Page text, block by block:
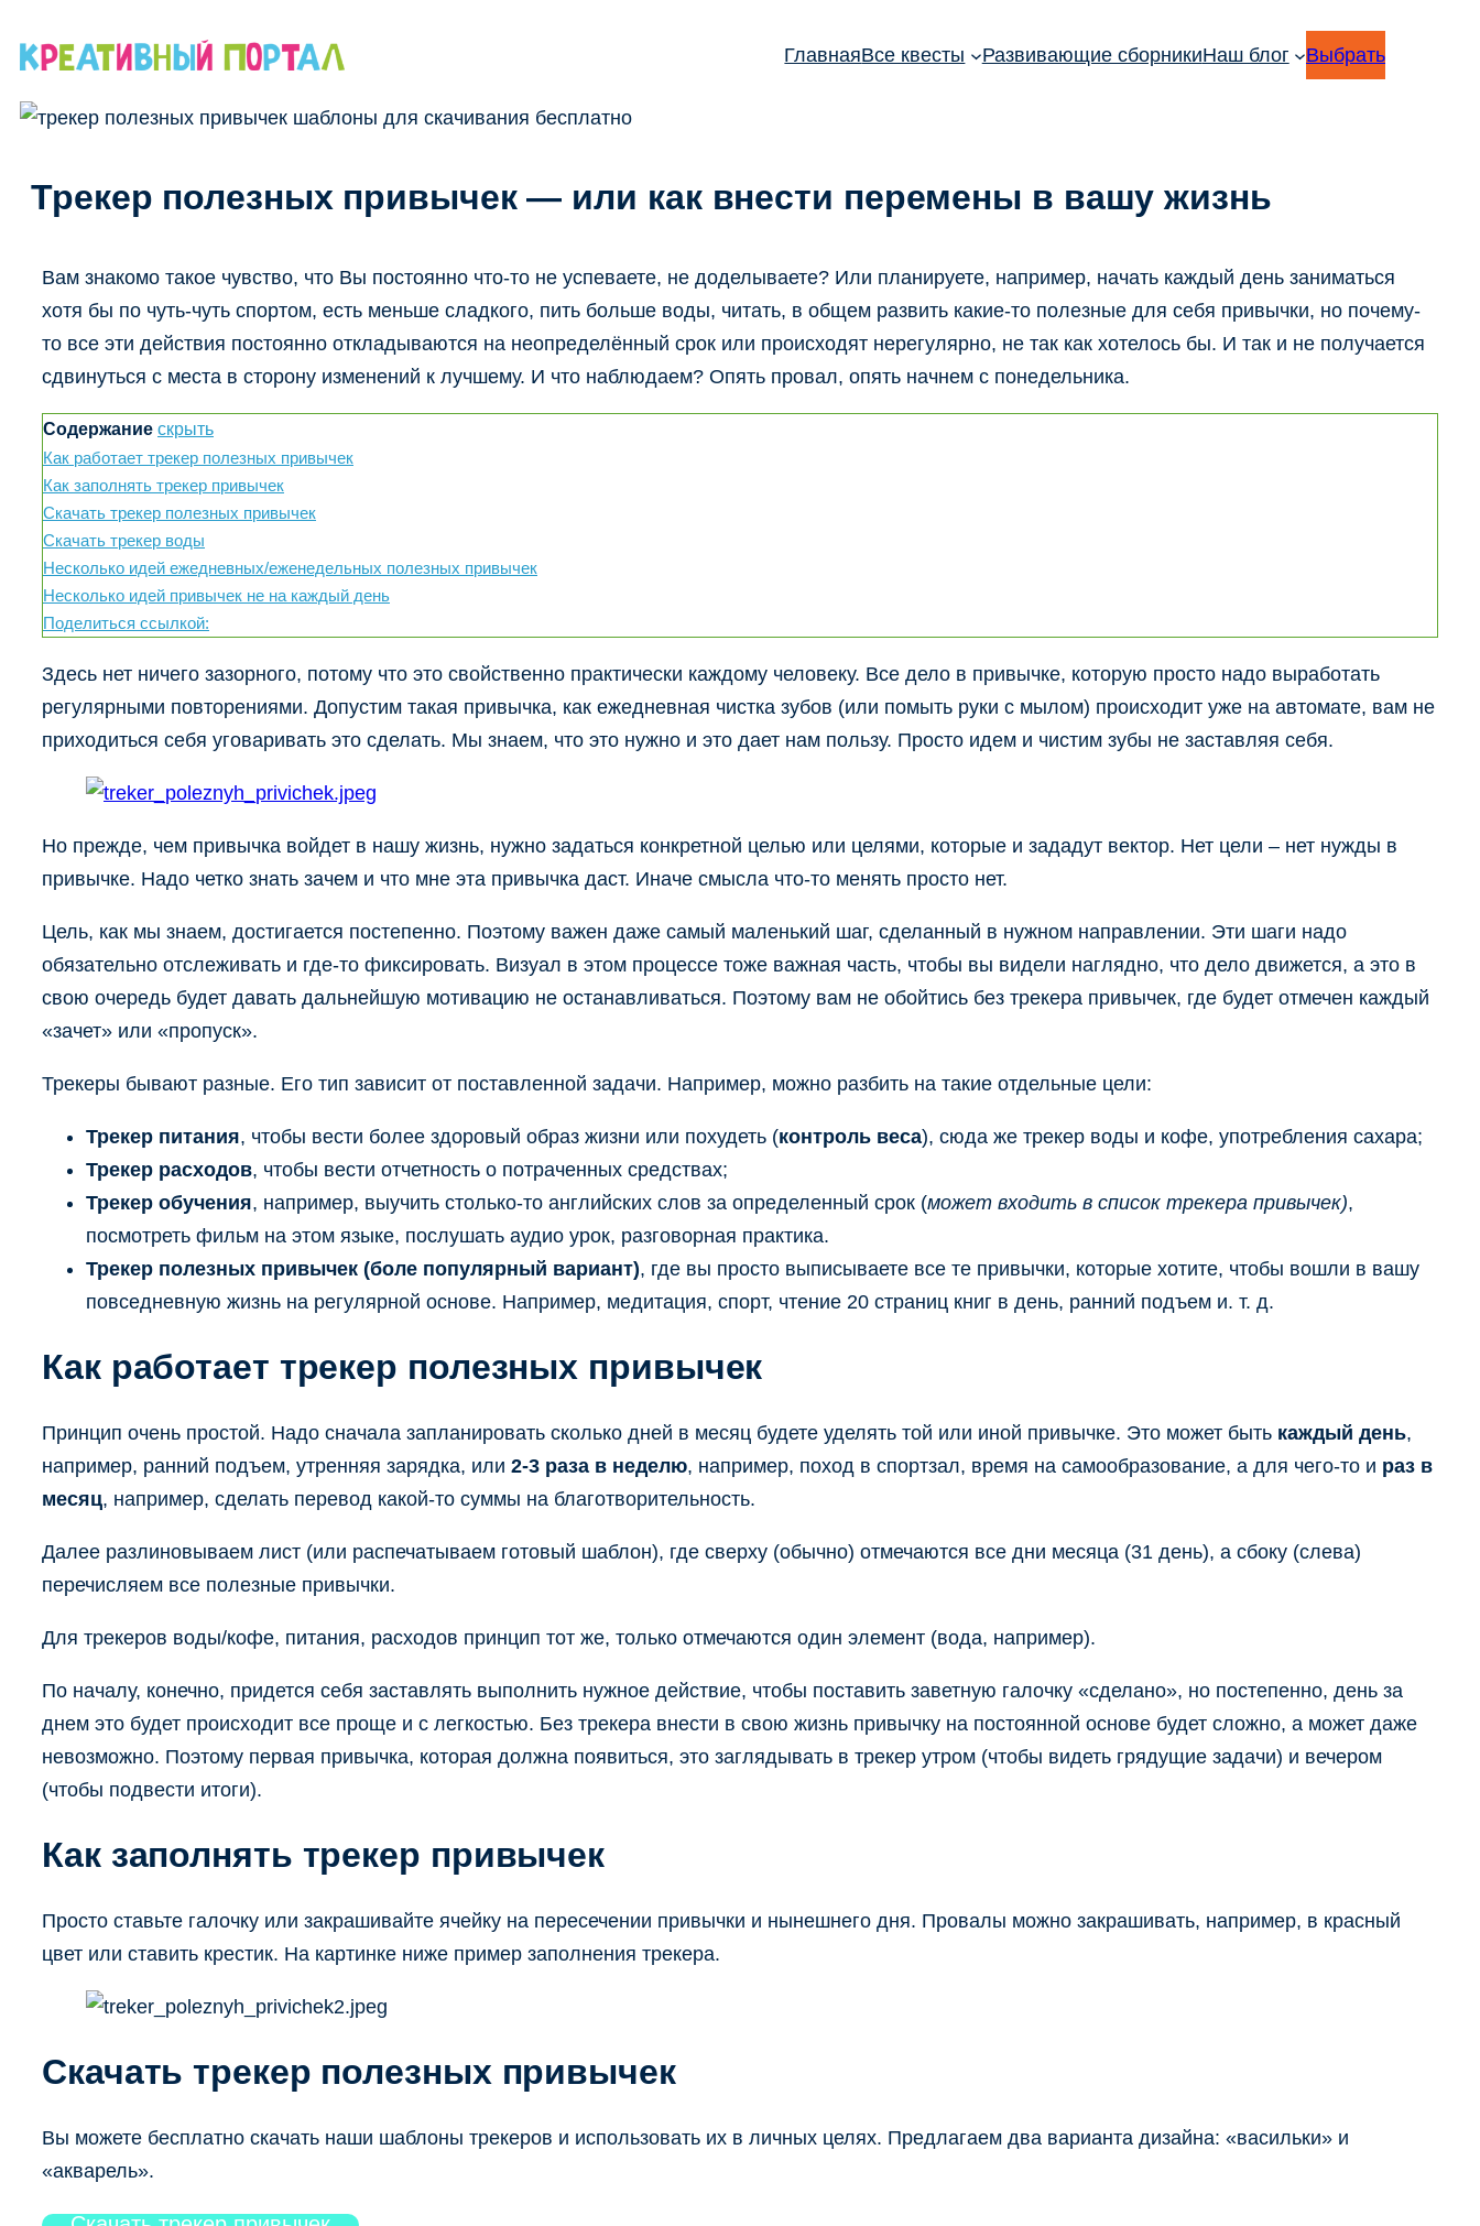
ГлавнаяВсе квесты Развивающие сборникиНаш блог Выбрать
Трекер полезных привычек — или как внести перемены в вашу жизнь
Вам знакомо такое чувство, что Вы постоянно что-то не успеваете, не доделываете? Или планируете, например, начать каждый день заниматься
хотя бы по чуть-чуть спортом, есть меньше сладкого, пить больше воды, читать, в общем развить какие-то полезные для себя привычки, но почему-
то все эти действия постоянно откладываются на неопределённый срок или происходят нерегулярно, не так как хотелось бы. И так и не получается
сдвинуться с места в сторону изменений к лучшему. И что наблюдаем? Опять провал, опять начнем с понедельника.
Содержание скрыть
Как работает трекер полезных привычек
Как заполнять трекер привычек
Скачать трекер полезных привычек
Скачать трекер воды
Несколько идей ежедневных/еженедельных полезных привычек
Несколько идей привычек не на каждый день
Поделиться ссылкой:
Здесь нет ничего зазорного, потому что это свойственно практически каждому человеку. Все дело в привычке, которую просто надо выработать
регулярными повторениями. Допустим такая привычка, как ежедневная чистка зубов (или помыть руки с мылом) происходит уже на автомате, вам не
приходиться себя уговаривать это сделать. Мы знаем, что это нужно и это дает нам пользу. Просто идем и чистим зубы не заставляя себя.
Но прежде, чем привычка войдет в нашу жизнь, нужно задаться конкретной целью или целями, которые и зададут вектор. Нет цели – нет нужды в
привычке. Надо четко знать зачем и что мне эта привычка даст. Иначе смысла что-то менять просто нет.
Цель, как мы знаем, достигается постепенно. Поэтому важен даже самый маленький шаг, сделанный в нужном направлении. Эти шаги надо
обязательно отслеживать и где-то фиксировать. Визуал в этом процессе тоже важная часть, чтобы вы видели наглядно, что дело движется, а это в
свою очередь будет давать дальнейшую мотивацию не останавливаться. Поэтому вам не обойтись без трекера привычек, где будет отмечен каждый
«зачет» или «пропуск».
Трекеры бывают разные. Его тип зависит от поставленной задачи. Например, можно разбить на такие отдельные цели:
Трекер питания, чтобы вести более здоровый образ жизни или похудеть (контроль веса), сюда же трекер воды и кофе, употребления сахара;
Трекер расходов, чтобы вести отчетность о потраченных средствах;
Трекер обучения, например, выучить столько-то английских слов за определенный срок (может входить в список трекера привычек),
посмотреть фильм на этом языке, послушать аудио урок, разговорная практика.
Трекер полезных привычек (боле популярный вариант), где вы просто выписываете все те привычки, которые хотите, чтобы вошли в вашу
повседневную жизнь на регулярной основе. Например, медитация, спорт, чтение 20 страниц книг в день, ранний подъем и. т. д.
Как работает трекер полезных привычек
Принцип очень простой. Надо сначала запланировать сколько дней в месяц будете уделять той или иной привычке. Это может быть каждый день,
например, ранний подъем, утренняя зарядка, или 2-3 раза в неделю, например, поход в спортзал, время на самообразование, а для чего-то и раз в
месяц, например, сделать перевод какой-то суммы на благотворительность.
Далее разлиновываем лист (или распечатываем готовый шаблон), где сверху (обычно) отмечаются все дни месяца (31 день), а сбоку (слева)
перечисляем все полезные привычки.
Для трекеров воды/кофе, питания, расходов принцип тот же, только отмечаются один элемент (вода, например).
По началу, конечно, придется себя заставлять выполнить нужное действие, чтобы поставить заветную галочку «сделано», но постепенно, день за
днем это будет происходит все проще и с легкостью. Без трекера внести в свою жизнь привычку на постоянной основе будет сложно, а может даже
невозможно. Поэтому первая привычка, которая должна появиться, это заглядывать в трекер утром (чтобы видеть грядущие задачи) и вечером
(чтобы подвести итоги).
Как заполнять трекер привычек
Просто ставьте галочку или закрашивайте ячейку на пересечении привычки и нынешнего дня. Провалы можно закрашивать, например, в красный
цвет или ставить крестик. На картинке ниже пример заполнения трекера.
Скачать трекер полезных привычек
Вы можете бесплатно скачать наши шаблоны трекеров и использовать их в личных целях. Предлагаем два варианта дизайна: «васильки» и
«акварель».